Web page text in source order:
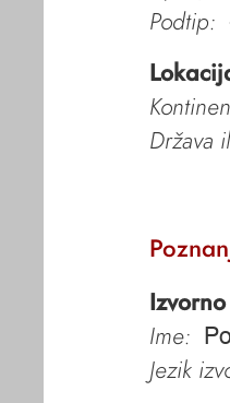
Podtip:
Država
Ime:
Jezik